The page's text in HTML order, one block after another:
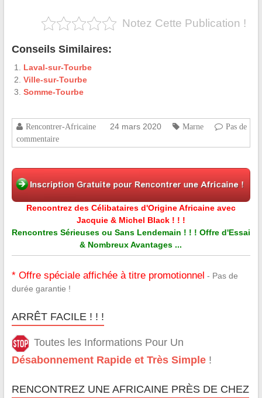
Notez Cette Publication !
Conseils Similaires:
Laval-sur-Tourbe
Ville-sur-Tourbe
Somme-Tourbe
Rencontrer-Africaine 24 mars 2020 Marne
Pas de
commentaire
Rencontrez des Célibataires d'Origine Africaine avec
Jacquie & Michel Black ! ! !
Rencontres Sérieuses ou Sans Lendemain ! ! ! Offre d'Essai
& Nombreux Avantages ...
* Offre spéciale affichée à titre promotionnel - Pas de
durée garantie !
ARRÊT FACILE ! ! !
Toutes les Informations Pour Un
Désabonnement Rapide et Très Simple!
RENCONTREZ UNE AFRICAINE PRÈS DE CHEZ